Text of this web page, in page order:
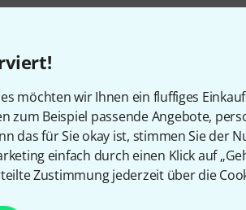
möchten wir Ihnen ein fluffiges
zum Beispiel passende Angebote,
das für Sie okay ist, stimmen Sie der
einfach durch einen Klick auf
Zustimmung jederzeit über die